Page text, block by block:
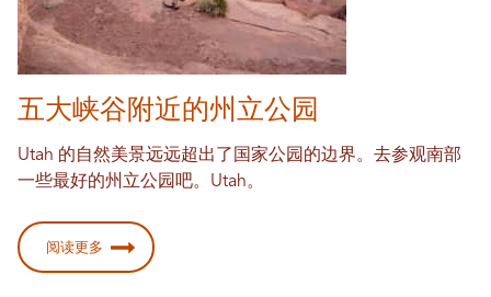
五大峡谷附近的州立公园
Utah 的自然美景远远超出了国家公园的边界。去参观南部
一些最好的州立公园吧。Utah。
阅读更多